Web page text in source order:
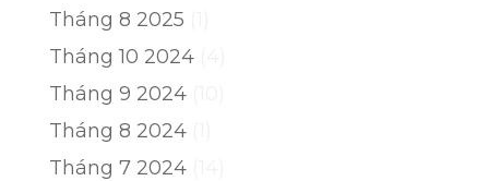
Tháng 8 2025
Tháng 10 2024(4)
Tháng 9 2024(10)
Tháng 8 2024(1)
Tháng 7 2024(14)